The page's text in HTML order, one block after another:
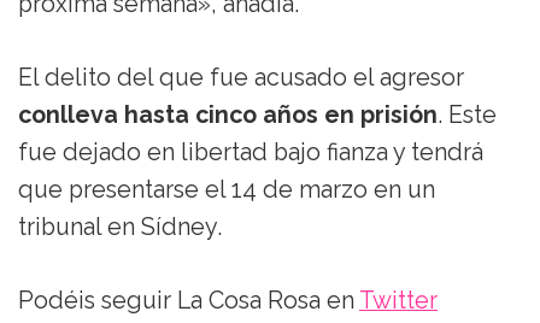
El delito del que fue acusado el agresor
conlleva hasta cinco años en prisión. Este
fue dejado en libertad bajo fianza y tendrá
que presentarse el 14 de marzo en un
tribunal en Sídney.
Podéis seguir La Cosa Rosa en Twitter